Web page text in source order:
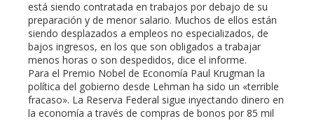
está siendo contratada en trabajos por debajo de su
preparación y de menor salario. Muchos de ellos están
siendo desplazados a empleos no especializados, de
bajos ingresos, en los que son obligados a trabajar
menos horas o son despedidos, dice el informe.
Para el Premio Nobel de Economía Paul Krugman la
política del gobierno desde Lehman ha sido un «terrible
fracaso». La Reserva Federal sigue inyectando dinero en
la economía a través de compras de bonos por 85 mil